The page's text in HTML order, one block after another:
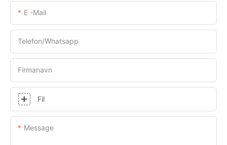
E -mail
Telefon/whatsapp
Firmanavn
Fil
Message